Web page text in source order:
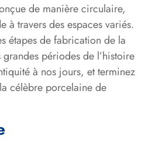
de manière circulaire,
à travers des espaces variés.
étapes de fabrication de la
périodes de l’histoire
à nos jours, et terminez
célèbre porcelaine de